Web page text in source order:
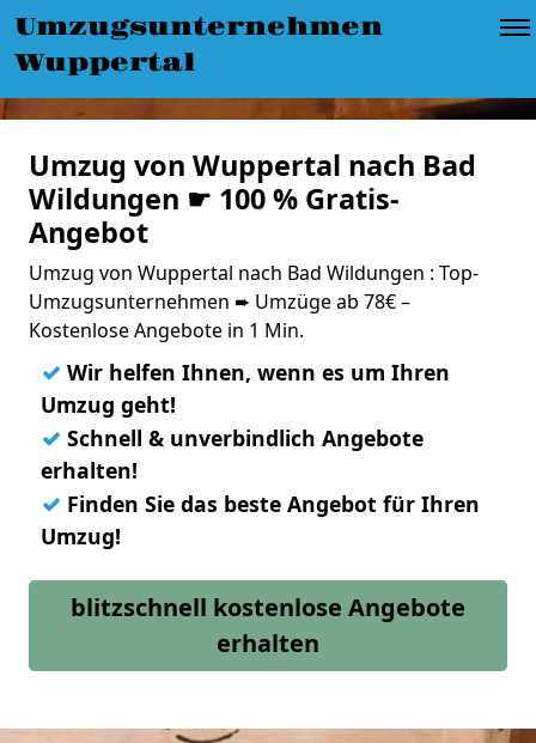
Umzugsunternehmen
Wuppertal
Umzug von Wuppertal nach Bad
Wildungen ☛ 100 % Gratis-
Angebot
Umzug von Wuppertal nach Bad Wildungen : Top-
Umzugsunternehmen ➨ Umzüge ab 78€ –
Kostenlose Angebote in 1 Min.
✓ Wir helfen Ihnen, wenn es um Ihren
Umzug geht!
✓ Schnell & unverbindlich Angebote
erhalten!
✓ Finden Sie das beste Angebot für Ihren
Umzug!
blitzschnell kostenlose Angebote
erhalten